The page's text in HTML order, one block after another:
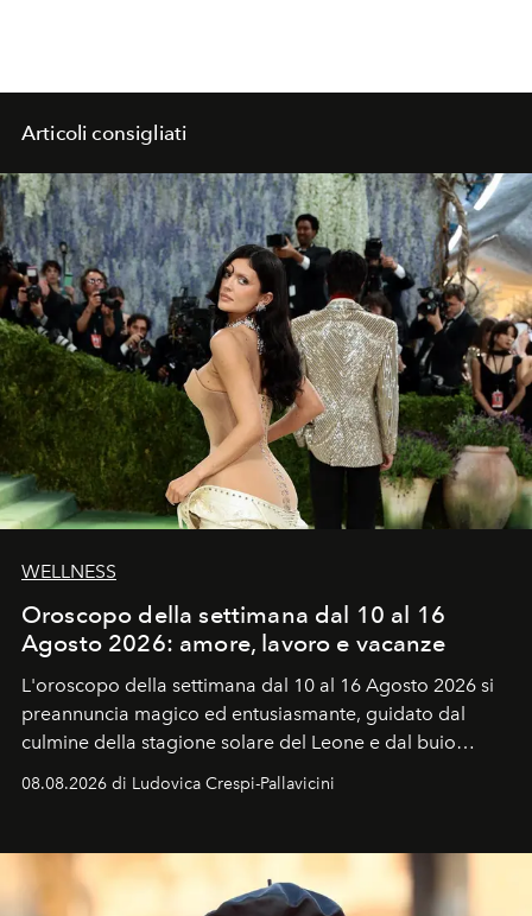
Articoli consigliati
WELLNESS
Oroscopo della settimana dal 10 al 16
Agosto 2026: amore, lavoro e vacanze
L'oroscopo della settimana dal 10 al 16 Agosto 2026 si
preannuncia magico ed entusiasmante, guidato dal
culmine della stagione solare del Leone e dal buio
ideale per la notte delle Perseidi.
08.08.2026 di Ludovica Crespi-Pallavicini